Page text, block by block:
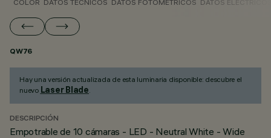
COLOR DATOS TÉCNICOS DATOS FOTOMÉTRICOS DATOS
QW76
Hay una versión actualizada de esta luminaria disponible: descubre el
nuevo Laser Blade.
DESCRIPCIÓN
Empotrable de 10 cámaras - LED - Neutral White - Wide